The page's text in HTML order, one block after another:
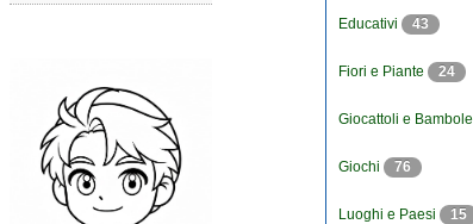
Educativi 43
Fiori e Piante 24
Giocattoli e Bambole
Giochi 76
Luoghi e Paesi 15